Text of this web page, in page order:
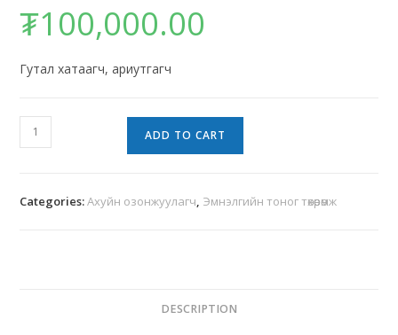
₮100,000.00
Гутал хатаагч, ариутгагч
ADD TO CART
Categories:Ахуйн озонжуулагч, Эмнэлгийн тоног төхөөрөмж
DESCRIPTION